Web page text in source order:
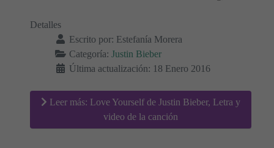
Detalles
Escrito por: Estefanía Morera
Categoría: Justin Bieber
Última actualización: 18 Enero 2016
Leer más: Love Yourself de Justin Bieber, Letra y
video de la canción